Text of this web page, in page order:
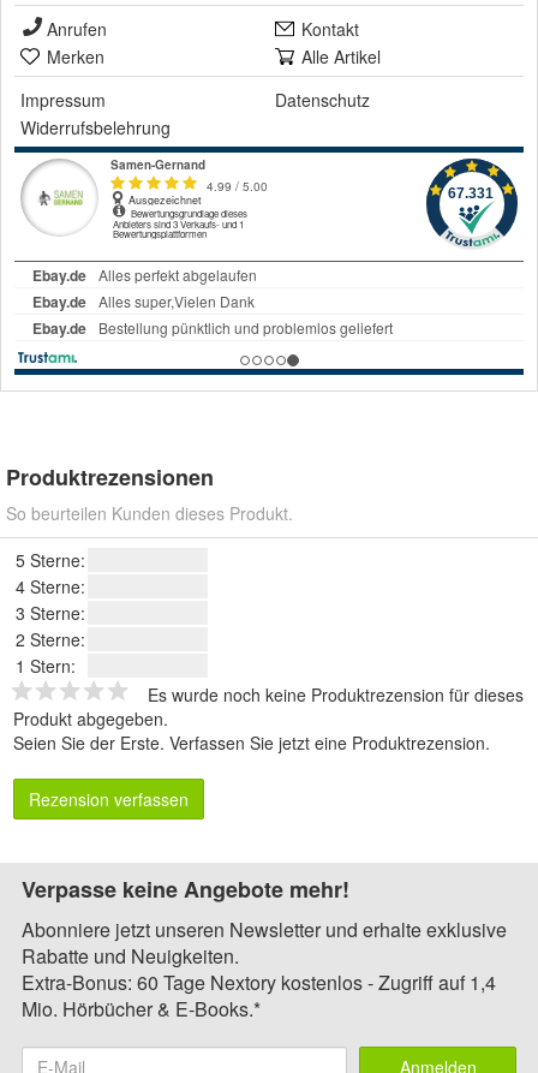
Anrufen
Kontakt
Merken
Alle Artikel
Impressum
Datenschutz
Widerrufsbelehrung
Produktrezensionen
So beurteilen Kunden dieses Produkt.
5 Sterne:
4 Sterne:
3 Sterne:
2 Sterne:
1 Stern:
Es wurde noch keine Produktrezension für dieses
Produkt abgegeben.
Seien Sie der Erste. Verfassen Sie jetzt eine Produktrezension.
Rezension verfassen
Verpasse keine Angebote mehr!
Abonniere jetzt unseren Newsletter und erhalte exklusive
Rabatte und Neuigkeiten.
Extra-Bonus: 60 Tage Nextory kostenlos - Zugriff auf 1,4
Mio. Hörbücher & E-Books.*
Anmelden